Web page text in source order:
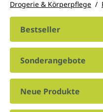
Drogerie & Körperpflege
Bestseller
Sonderangebote
Neue Produkte